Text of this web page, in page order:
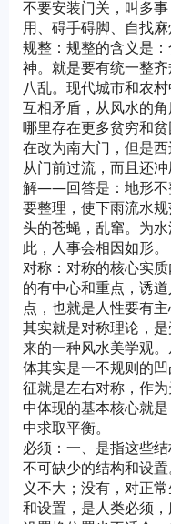
不要安装门关，叫多
用、碍手碍脚、自找麻
规整：规整的含义是
神。就是要有统一整
八乱。现代城市和农
互相矛盾，从风水的
哪里存在更多贫穷和
在改为南大门，但是
从门前过流，而且还
解——回答是：地形不
要整理，使下雨流水
头的苍蝇，乱窜。为
此，人事会相因如形。
对称：对称的核心实
的有中心和重点，诱
点，也就是人性要有
其实就是对称理论，
来的一种风水美学观
体其实是一不规则的
征就是左右对称，作
中体现的基本核心就
中求取平衡。
必须：一、是指这些
不可缺少的结构和设
义不大；没有，对正
和设置，是人类必须